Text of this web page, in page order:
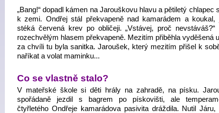
„Bang!“ dopadl kámen na Jarouškovu hlavu a pětiletý chlapec
k zemi. Ondřej stál překvapeně nad kamarádem a koukal,
stéká červená krev po obličeji. „Vstávej, proč nevstáváš?“
rozechvělým hlasem překvapeně. Mezitím přiběhla vyděšená
za chvíli tu byla sanitka. Jaroušek, který mezitím přišel k
naříkat a volat maminku...
Co se vlastně stalo?
V mateřské škole si děti hrály na zahradě, na písku.
spořádaně jezdil s bagrem po pískovišti, ale
čtyřletého Ondřeje kamarádova pasivita dráždila. Nutil